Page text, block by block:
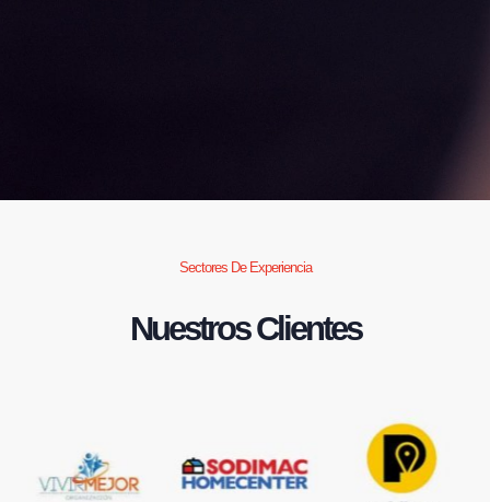
Sectores De Experiencia
Nuestros Clientes